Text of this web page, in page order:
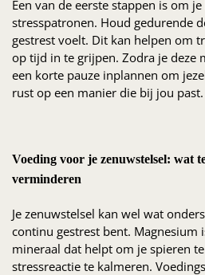
Een van de eerste stappen is om
stresspatronen. Houd gedurende
gestrest voelt. Dit kan helpen om
op tijd in te grijpen. Zodra je deze
een korte pauze inplannen om
rust op een manier die bij jou past.
Voeding voor je zenuwstelsel: wat
verminderen
Je zenuwstelsel kan wel wat
continu gestrest bent. Magnesium
mineraal dat helpt om je spieren
stressreactie te kalmeren.